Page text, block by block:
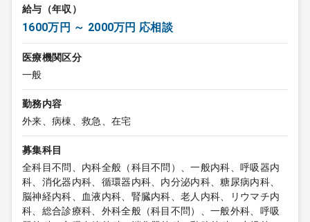
給与（年収）
1600万円 ～ 2000万円 応相談
医療機関区分
一般
勤務内容
外来、病棟、救急、在宅
募集科目
全科目不問、内科全般（科目不問）、一般内科、呼吸器内
科、消化器内科、循環器内科、内分泌内科、糖尿病内科、
脳神経内科、血液内科、腎臓内科、老人内科、リウマチ内
科、総合診療科、外科全般（科目不問）、一般外科、呼吸